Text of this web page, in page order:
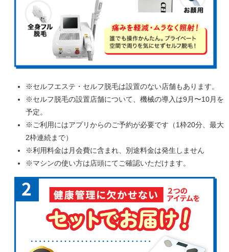
※セルフエステ・セルフ脱毛は設置のない店舗もあります。
※セルフ脱毛の設置店舗について、機械の導入は9月〜10月を
予定。
※ご利用にはアプリからのご予約が必要です（1枠20分、最大
2枠連続まで）
※利用料金は月会費に含まれ、別途料金は発生しません
※マシンの使い方は店頭にてご確認いただけます。